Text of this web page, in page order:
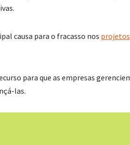
causa para o fracasso nos projetos
para que as empresas
las.